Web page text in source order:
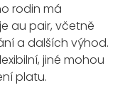
rodin má
au pair, včetně
a dalších výhod.
jiné mohou
platu.